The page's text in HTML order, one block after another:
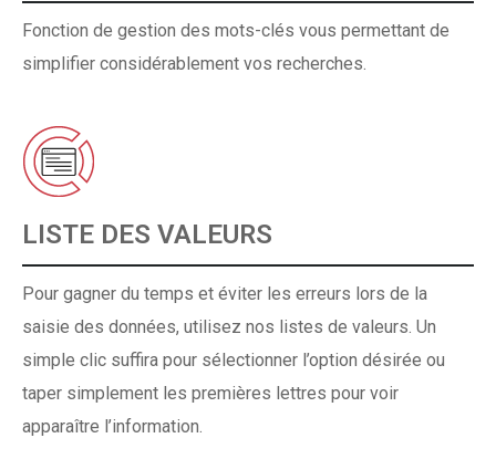
Fonction de gestion des mots-clés vous permettant de
simplifier considérablement vos recherches.
LISTE DES VALEURS
Pour gagner du temps et éviter les erreurs lors de la
saisie des données, utilisez nos listes de valeurs. Un
simple clic suffira pour sélectionner l’option désirée ou
taper simplement les premières lettres pour voir
apparaître l’information.